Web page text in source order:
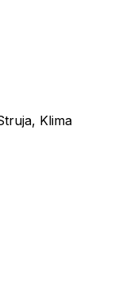
Klima